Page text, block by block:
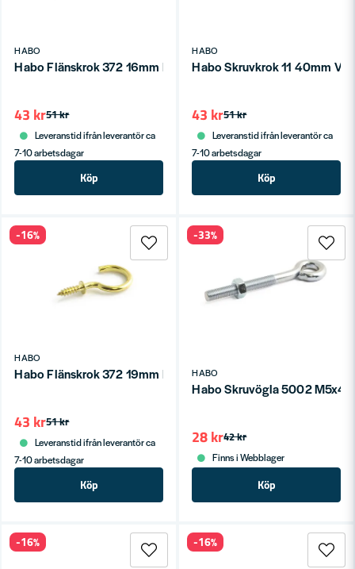
HABO
Habo Flänskrok 372 16mm Polerad mässing SB
51 kr
43 kr
Leveranstid ifrån leverantör ca
7-10 arbetsdagar
Köp
HABO
Habo Skruvkrok 11 40mm Vit
51 kr
43 kr
Leveranstid ifrån leverantör ca
7-10 arbetsdagar
Köp
HABO
Habo Flänskrok 372 19mm Polerad mässing SB
51 kr
43 kr
Leveranstid ifrån leverantör ca
7-10 arbetsdagar
Köp
-16%
HABO
Habo Skruvögla 5002
42 kr
28 kr
Finns i Webblager
Köp
-33%
-16% -16%